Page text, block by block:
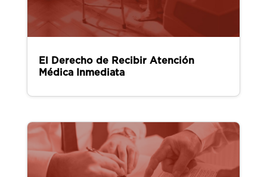
El Derecho de Recibir Atención
Médica Inmediata